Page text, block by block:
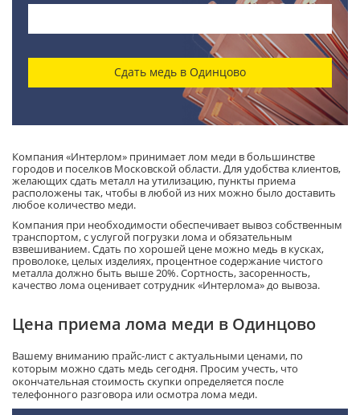
Сдать медь в Одинцово
Компания «Интерлом» принимает лом меди в большинстве
городов и поселков Московской области. Для удобства клиентов,
желающих сдать металл на утилизацию, пункты приема
расположены так, чтобы в любой из них можно было доставить
любое количество меди.
Компания при необходимости обеспечивает вывоз собственным
транспортом, с услугой погрузки лома и обязательным
взвешиванием. Сдать по хорошей цене можно медь в кусках,
проволоке, целых изделиях, процентное содержание чистого
металла должно быть выше 20%. Сортность, засоренность,
качество лома оценивает сотрудник «Интерлома» до вывоза.
Цена приема лома меди в Одинцово
Вашему вниманию прайс-лист с актуальными ценами, по
которым можно сдать медь сегодня. Просим учесть, что
окончательная стоимость скупки определяется после
телефонного разговора или осмотра лома меди.